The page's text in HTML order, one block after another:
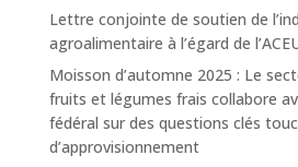
Lettre conjointe de soutien de
agroalimentaire à l’égard de
Moisson d’automne 2025 : Le
fruits et légumes frais collabore
fédéral sur des questions clés
d’approvisionnement